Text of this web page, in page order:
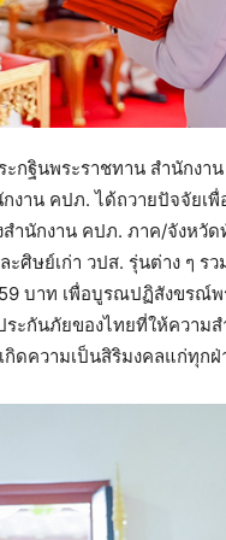
กฐินพระราชทาน สำนักง
งาน คปภ. ได้ถวายปัจจัยเ
ำนักงาน คปภ. ภาค/จังหวั
ศิษย์เก่า วปส. รุ่นต่าง ๆ ร
บาท เพื่อบูรณปฏิสังขรณ์
ะกันภัยของไทยที่ให้ความ
ดความเป็นสิริมงคลแก่ทุก